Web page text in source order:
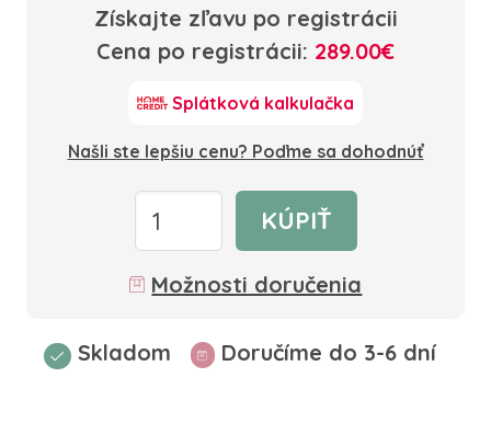
Získajte zľavu po registrácii
Cena po registrácii: 289.00€
Splátková kalkulačka
Našli ste lepšiu cenu? Poďme sa dohodnúť
KÚPIŤ
Možnosti doručenia
Skladom Doručíme do 3-6 dní